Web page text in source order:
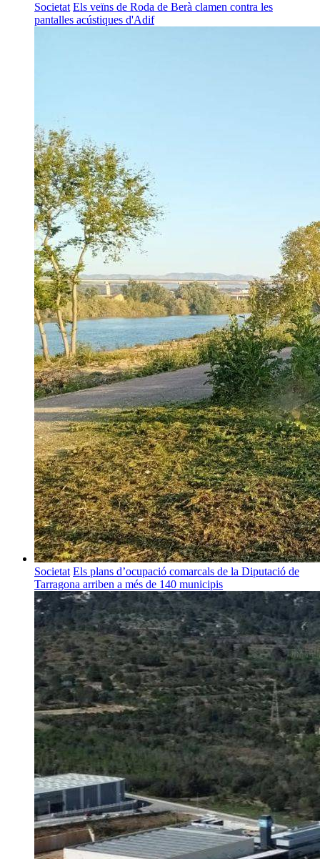
Societat Els veïns de Roda de Berà clamen contra les
pantalles acústiques d'Adif
Societat Els plans d’ocupació comarcals de la Diputació de
Tarragona arriben a més de 140 municipis